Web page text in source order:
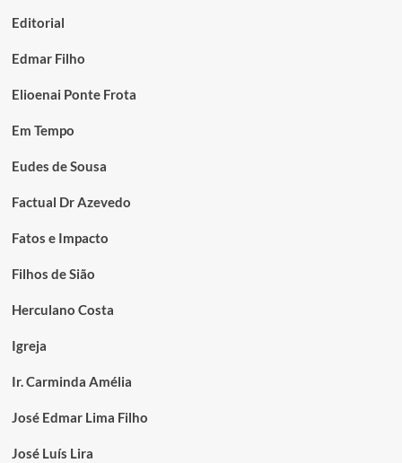
Editorial
Edmar Filho
Elioenai Ponte Frota
Em Tempo
Eudes de Sousa
Factual Dr Azevedo
Fatos e Impacto
Filhos de Sião
Herculano Costa
Igreja
Ir. Carminda Amélia
José Edmar Lima Filho
José Luís Lira